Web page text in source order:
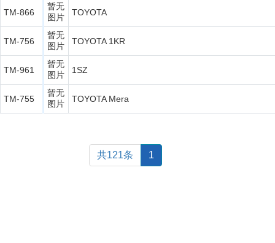
TM-866
暂无
图片
TOYOTA
TM-756
暂无
图片
TOYOTA 1KR
TM-961
暂无
图片
1SZ
TM-755
暂无
图片
TOYOTA Mera
共121条 1